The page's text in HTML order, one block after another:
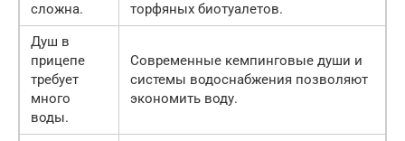
сложна.
торфяных биотуалетов.
Душ в
прицепе
требует
много
воды.
Современные кемпинговые души и
системы водоснабжения позволяют
экономить воду.